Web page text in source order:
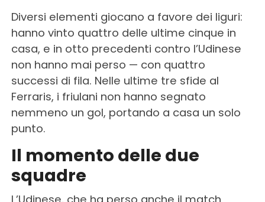
Diversi elementi giocano a favore dei liguri:
hanno vinto quattro delle ultime cinque in
casa, e in otto precedenti contro l’Udinese
non hanno mai perso — con quattro
successi di fila. Nelle ultime tre sfide al
Ferraris, i friulani non hanno segnato
nemmeno un gol, portando a casa un solo
punto.
Il momento delle due
squadre